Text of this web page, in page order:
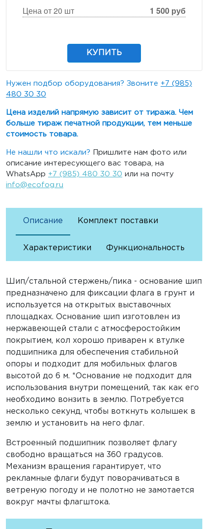
Цена от 20 шт
1 500 руб
КУПИТЬ
Нужен подбор оборудования? Звоните +7 (985)
480 30 30
Цена изделий напрямую зависит от тиража. Чем
больше тираж печатной продукции, тем меньше
стоимость товара.
Не нашли что искали? Пришлите нам фото или
описание интересующего вас товара, на
WhatsApp +7 (985) 480 30 30 или на почту
info@ecofog.ru
Описание Комплект поставки
Характеристики Функциональность
Шип/стальной стержень/пика - основание шип
предназначено для фиксации флага в грунт и
используется на открытых выставочных
площадках. Основание шип изготовлен из
нержавеющей стали с атмосферостойким
покрытием, кол хорошо приварен к втулке
подшипника для обеспечения стабильной
опоры и подходит для мобильных флагов
высотой до 6 м. *Основание не подходит для
использования внутри помещений, так как его
необходимо вонзить в землю. Потребуется
несколько секунд, чтобы воткнуть колышек в
землю и установить на него флаг.
Встроенный подшипник позволяет флагу
свободно вращаться на 360 градусов.
Механизм вращения гарантирует, что
рекламные флаги будут поворачиваться в
ветреную погоду и не полотно не замотается
вокруг мачты флагштока.